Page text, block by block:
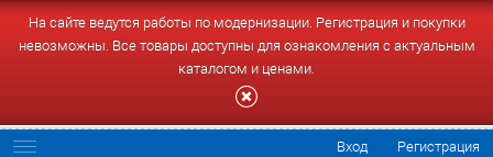
На сайте ведутся работы по модернизации. Регистрация и покупки
невозможны. Все товары доступны для ознакомления с актуальным
каталогом и ценами.
Вход Регистрация